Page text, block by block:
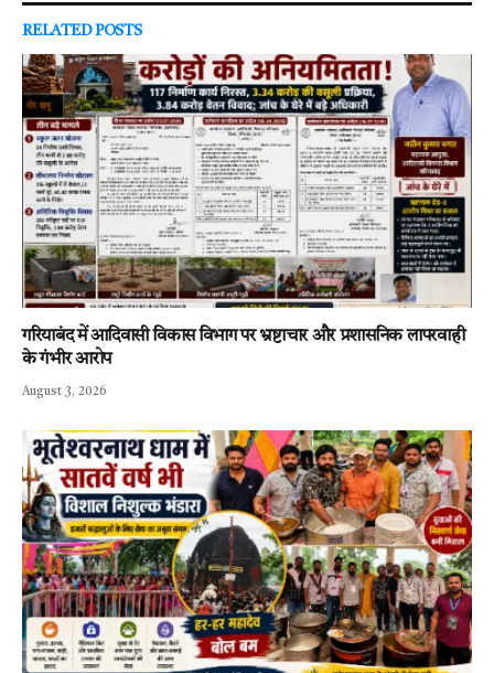
RELATEDPOSTS
गरियाबंद में आदिवासी विकास विभाग पर भ्रष्टाचार और प्रशासनिक लापरवाही
के गंभीर आरोप
August 3, 2026